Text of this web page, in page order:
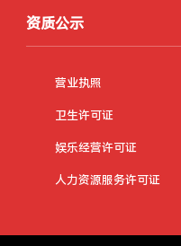
资质公示
营业执照
卫生许可证
娱乐经营许可证
人力资源服务许可证